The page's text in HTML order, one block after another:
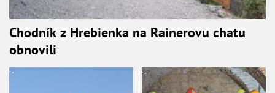
Chodník z Hrebienka na Rainerovu chatu
obnovili